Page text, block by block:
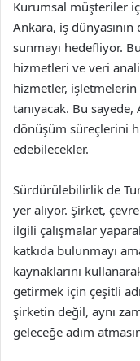
Kurumsal müşteriler
Ankara, iş
sunmayı hedefliyor.
hizmetleri ve veri
hizmetler, işletmelerin
tanıyacak. Bu
dönüşüm süreçlerini
edebilecekler.
Sürdürülebilirlik de
yer alıyor. Şirket,
ilgili çalışmalar
katkıda bulunmayı
kaynaklarını
getirmek için çeşitli
şirketin değil, aynı
geleceğe adım